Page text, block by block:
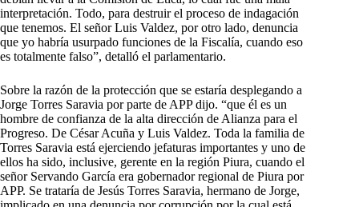
interpretación. Todo, para destruir el proceso de indagación
que tenemos. El señor Luis Valdez, por otro lado, denuncia
que yo habría usurpado funciones de la Fiscalía, cuando eso
es totalmente falso”, detalló el parlamentario.
Sobre la razón de la protección que se estaría desplegando a
Jorge Torres Saravia por parte de APP dijo. “que él es un
hombre de confianza de la alta dirección de Alianza para el
Progreso. De César Acuña y Luis Valdez. Toda la familia de
Torres Saravia está ejerciendo jefaturas importantes y uno de
ellos ha sido, inclusive, gerente en la región Piura, cuando el
señor Servando García era gobernador regional de Piura por
APP. Se trataría de Jesús Torres Saravia, hermano de Jorge,